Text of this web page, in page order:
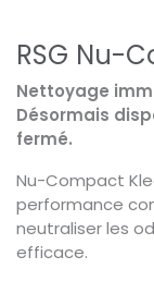
RSG Nu-
Nettoyage
Désormais
fermé.
Nu-Compact
performance
neutraliser les
efficace.